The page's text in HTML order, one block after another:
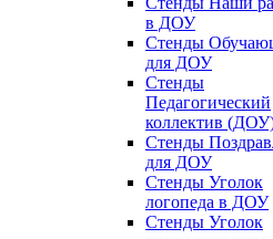
в ДОУ
Стенды
для ДОУ
Стенды
Педагогический
коллектив
Стенды
для ДОУ
Стенды Уголок
логопеда в ДОУ
Стенды Уголок